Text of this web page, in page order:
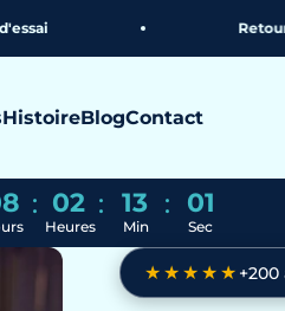
Retour offert
HistoireBlogContact
: 02 : 13 : 00
Heures Min Sec
★★★★★